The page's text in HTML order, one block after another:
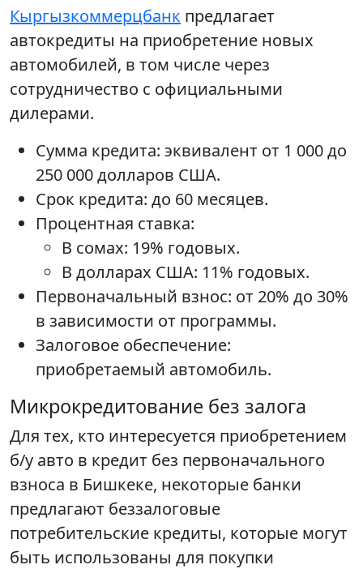
Кыргызкоммерцбанк предлагает
автокредиты на приобретение новых
автомобилей, в том числе через
сотрудничество с официальными
дилерами.
Сумма кредита: эквивалент от 1 000 до
250 000 долларов США.
Срок кредита: до 60 месяцев.
Процентная ставка:
В сомах: 19% годовых.
В долларах США: 11% годовых.
Первоначальный взнос: от 20% до 30%
в зависимости от программы.
Залоговое обеспечение:
приобретаемый автомобиль.
Микрокредитование без залога
Для тех, кто интересуется приобретением
б/у авто в кредит без первоначального
взноса в Бишкеке, некоторые банки
предлагают беззалоговые
потребительские кредиты, которые могут
быть использованы для покупки